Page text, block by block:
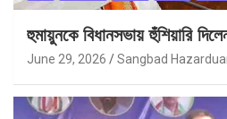
হুমায়ুনকে বিধানসভায় হুঁশিয়ারি
June 29, 2026 Sangbad